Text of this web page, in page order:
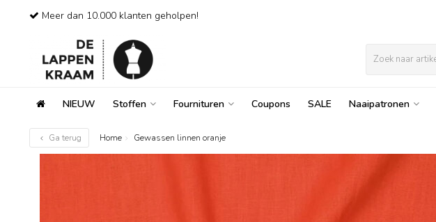
Meer dan 10.000 klanten geholpen!
NIEUW Stoffen Fournituren Coupons SALE Naaipatronen
Ga terug Home Gewassen linnen oranje